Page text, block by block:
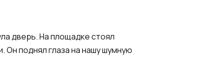
дверь. На площадке стоял
поднял глаза на нашу шумную